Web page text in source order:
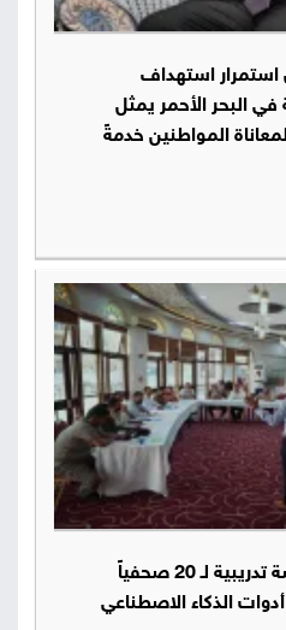
استمرار استهداف
في البحر الأحمر يمثل
المواطنين خدمةً
منظمة صدى تنظم ورشة تدريبية لـ 20 صحفياً
الذكاء الاصطناعي